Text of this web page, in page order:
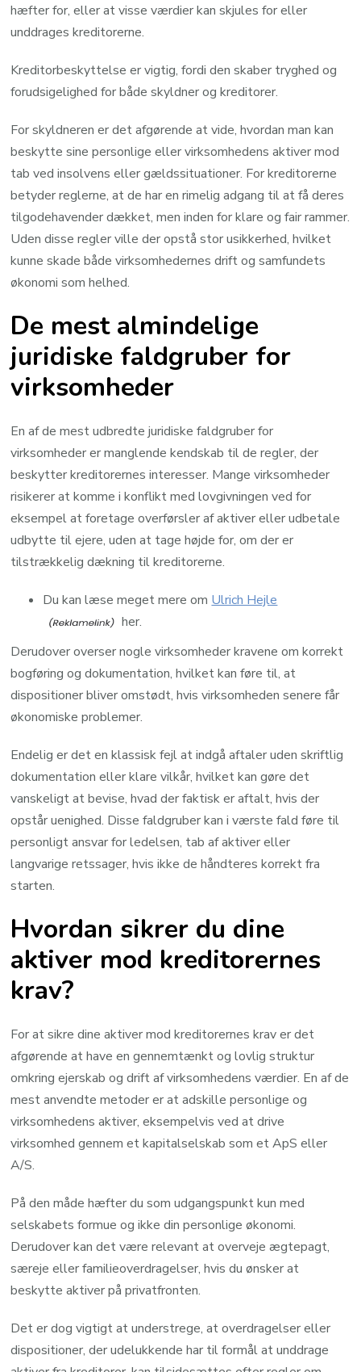
hæfter for, eller at visse værdier kan skjules for eller
unddrages kreditorerne.
Kreditorbeskyttelse er vigtig, fordi den skaber tryghed og
forudsigelighed for både skyldner og kreditorer.
For skyldneren er det afgørende at vide, hvordan man kan
beskytte sine personlige eller virksomhedens aktiver mod
tab ved insolvens eller gældssituationer. For kreditorerne
betyder reglerne, at de har en rimelig adgang til at få deres
tilgodehavender dækket, men inden for klare og fair rammer.
Uden disse regler ville der opstå stor usikkerhed, hvilket
kunne skade både virksomhedernes drift og samfundets
økonomi som helhed.
De mest almindelige
juridiske faldgruber for
virksomheder
En af de mest udbredte juridiske faldgruber for
virksomheder er manglende kendskab til de regler, der
beskytter kreditorernes interesser. Mange virksomheder
risikerer at komme i konflikt med lovgivningen ved for
eksempel at foretage overførsler af aktiver eller udbetale
udbytte til ejere, uden at tage højde for, om der er
tilstrækkelig dækning til kreditorerne.
Du kan læse meget mere om Ulrich Hejle
her.
Derudover overser nogle virksomheder kravene om korrekt
bogføring og dokumentation, hvilket kan føre til, at
dispositioner bliver omstødt, hvis virksomheden senere får
økonomiske problemer.
Endelig er det en klassisk fejl at indgå aftaler uden skriftlig
dokumentation eller klare vilkår, hvilket kan gøre det
vanskeligt at bevise, hvad der faktisk er aftalt, hvis der
opstår uenighed. Disse faldgruber kan i værste fald føre til
personligt ansvar for ledelsen, tab af aktiver eller
langvarige retssager, hvis ikke de håndteres korrekt fra
starten.
Hvordan sikrer du dine
aktiver mod kreditorernes
krav?
For at sikre dine aktiver mod kreditorernes krav er det
afgørende at have en gennemtænkt og lovlig struktur
omkring ejerskab og drift af virksomhedens værdier. En af de
mest anvendte metoder er at adskille personlige og
virksomhedens aktiver, eksempelvis ved at drive
virksomhed gennem et kapitalselskab som et ApS eller
A/S.
På den måde hæfter du som udgangspunkt kun med
selskabets formue og ikke din personlige økonomi.
Derudover kan det være relevant at overveje ægtepagt,
særeje eller familieoverdragelser, hvis du ønsker at
beskytte aktiver på privatfronten.
Det er dog vigtigt at understrege, at overdragelser eller
dispositioner, der udelukkende har til formål at unddrage